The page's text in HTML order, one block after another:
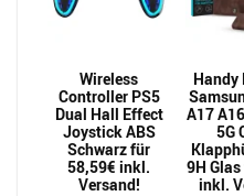
Wireless
Controller PS5
Dual Hall Effect
Joystick ABS
Schwarz für
58,59€ inkl.
Versand!
Handy
A17
5G
9H
inkl.